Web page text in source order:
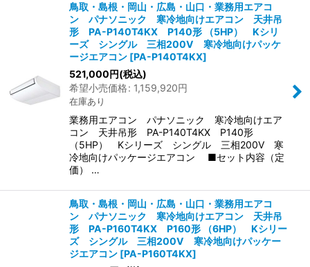
鳥取・島根・岡山・広島・山口・業務用エアコ
ン パナソニック 寒冷地向けエアコン 天井吊
形 PA-P140T4KX P140形 （5HP） Kシリ
ーズ シングル 三相200V 寒冷地向けパッケ
ージエアコン [PA-P140T4KX]
521,000円(税込)
希望小売価格: 1,159,920円
在庫あり
業務用エアコン パナソニック 寒冷地向けエア
コン 天井吊形 PA-P140T4KX P140形
（5HP） Kシリーズ シングル 三相200V 寒
冷地向けパッケージエアコン ■セット内容（定
価） …
鳥取・島根・岡山・広島・山口・業務用エアコ
ン パナソニック 寒冷地向けエアコン 天井吊
形 PA-P160T4KX P160形 （6HP） Kシリー
ズ シングル 三相200V 寒冷地向けパッケー
ジエアコン [PA-P160T4KX]